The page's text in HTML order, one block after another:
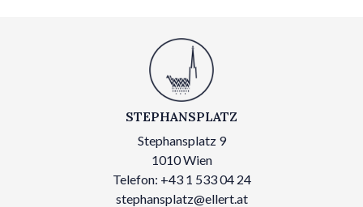
STEPHANSPLATZ
Stephansplatz 9
1010 Wien
Telefon: +43 1 533 04 24
stephansplatz@ellert.at